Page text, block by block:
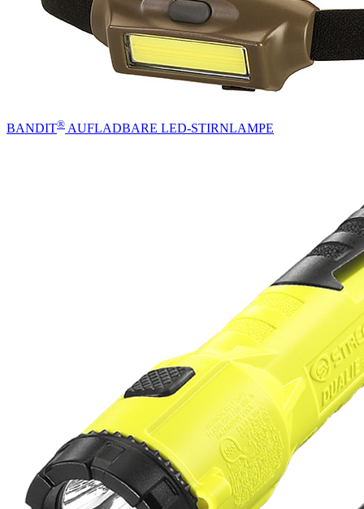
BANDIT® AUFLADBARE LED-STIRNLAMPE